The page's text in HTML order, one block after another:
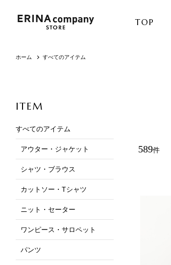
TOP
ホーム すべてのアイテム
ITEM
すべてのアイテム
アウター・ジャケット
シャツ・ブラウス
カットソー・Tシャツ
ニット・セーター
ワンピース・サロペット
パンツ
589件